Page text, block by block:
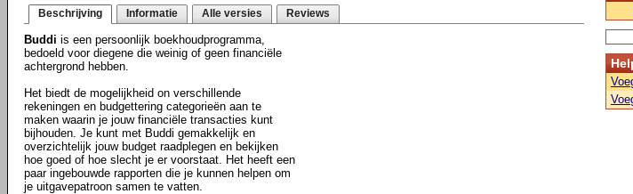
Beschrijving Informatie Alle versies Reviews
Buddi is een persoonlijk boekhoudprogramma,
bedoeld voor diegene die weinig of geen financiële
achtergrond hebben.
Het biedt de mogelijkheid on verschillende
rekeningen en budgettering categorieën aan te
maken waarin je jouw financiële transacties kunt
bijhouden. Je kunt met Buddi gemakkelijk en
overzichtelijk jouw budget raadplegen en bekijken
hoe goed of hoe slecht je er voorstaat. Het heeft een
paar ingebouwde rapporten die je kunnen helpen om
je uitgavepatroon samen te vatten.